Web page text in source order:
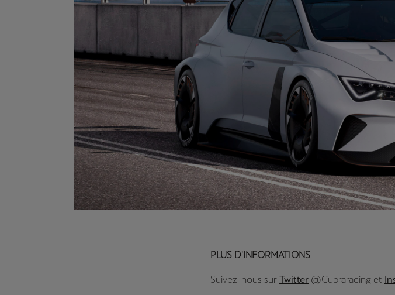
PLUS D'INFORMATIONS
Suivez-nous sur Twitter @Cupraracing et